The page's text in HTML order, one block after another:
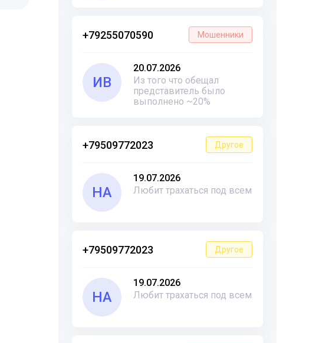
+79255070590 Мошенники
ИВ
20.07.2026
Из того что обещал
представитель было
выполнено ~20%
+79509772023 Другое
НА
19.07.2026
Любит трахаться под всем
+79509772023 Другое
НА
19.07.2026
Любит трахаться под всем